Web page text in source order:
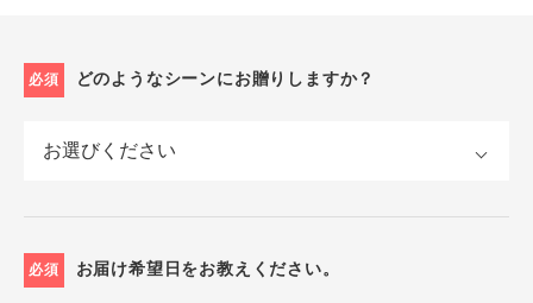
必須 どのようなシーンにお贈りしますか？
必須 お届け希望日をお教えください。